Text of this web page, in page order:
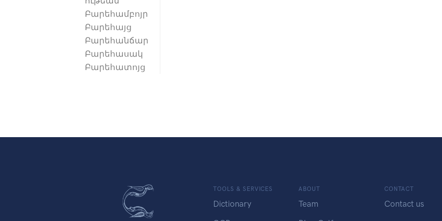
Բարեհամբոյր
Բարեհայց
Բարեհանճար
Բարեհասակ
Բարեհատոյց
TOOLS & SERVICES
Dictionary
ABOUT
Team
CONTACT
Contact us